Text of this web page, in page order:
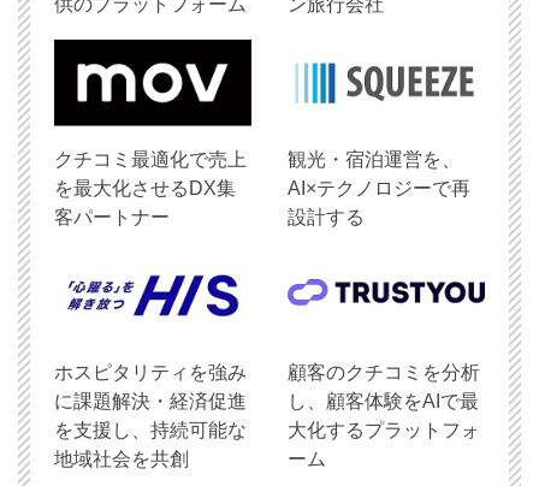
供のプラットフォーム
ン旅行会社
クチコミ最適化で売上
を最大化させるDX集
客パートナー
観光・宿泊運営を、
AI×テクノロジーで再
設計する
ホスピタリティを強み
に課題解決・経済促進
を支援し、持続可能な
地域社会を共創
顧客のクチコミを分析
し、顧客体験をAIで最
大化するプラットフォ
ーム